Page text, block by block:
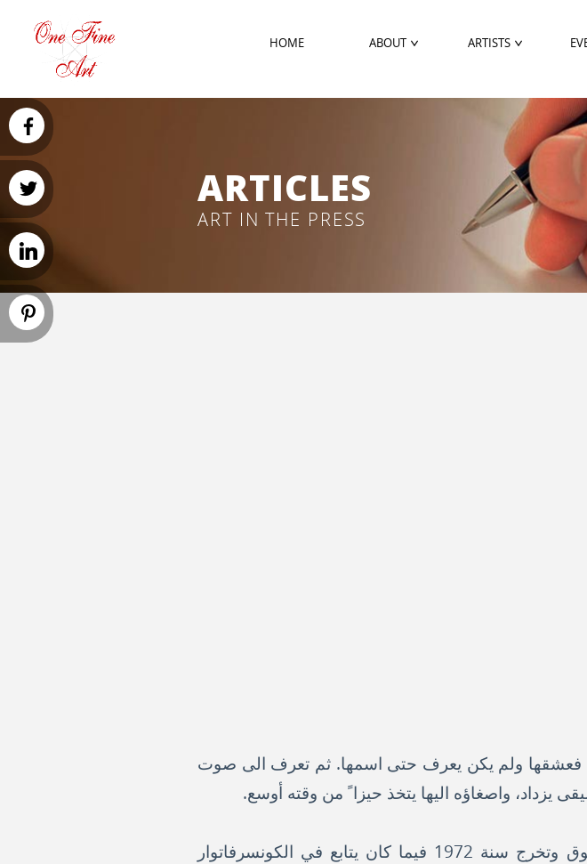
HOME ABOUT ARTISTS
ARTICLES
ART IN THE PRESS
فعشقها ولم يكن يعرف حتى اسمها. ثم تعرف الى صوت
يزداد، واصغاؤه اليها يتخذ حيزا ً من وقته أوسع.
عام 1967، انتسب الى جامعة القديس يوسف يدرس الحقوق وتخرج سنة 1972 فيما كان يتابع في الكونسرفاتوار